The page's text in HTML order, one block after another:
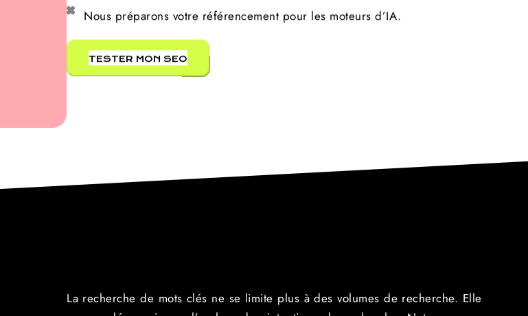
Nous préparons votre référencement pour les moteurs d’IA.
TESTER MON SEO
La recherche de mots clés ne se limite plus à des volumes de recherche. Elle